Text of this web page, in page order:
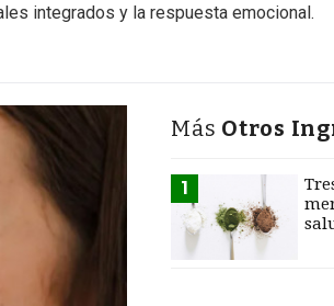
integrados y la respuesta emocional.
Más Otros
1